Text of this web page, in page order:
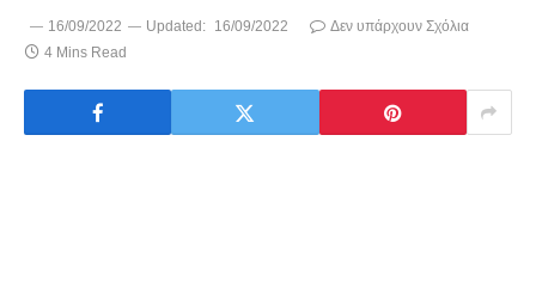
16/09/2022 Updated: 16/09/2022
Δεν υπάρχουν Σχόλια
4 Mins Read